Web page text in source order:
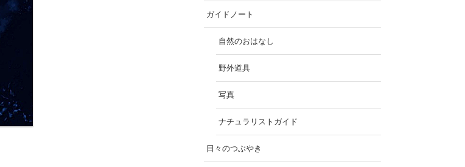
ガイドノート
自然のおはなし
野外道具
写真
ナチュラリストガイド
日々のつぶやき